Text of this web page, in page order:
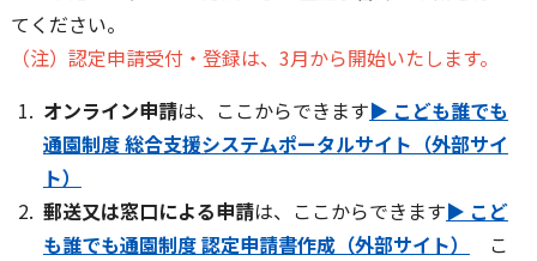
てください。
（注）認定申請受付・登録は、3月から開始いたします。
オンライン申請は、ここからできます▶ こども誰でも
通園制度 総合支援システムポータルサイト（外部サイ
ト）
郵送又は窓口による申請は、ここからできます▶ こど
も誰でも通園制度 認定申請書作成（外部サイト）
こ